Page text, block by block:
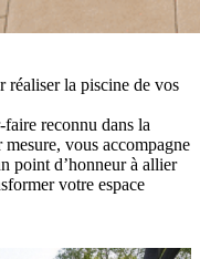
reconnu dans la
vous accompagne
point d’honneur à allier
votre espace